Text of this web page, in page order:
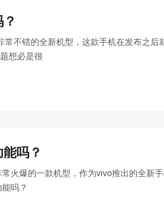
不错的全新机型，这款手机在发布之
想必是很
吗？
火爆的一款机型，作为vivo推出的全新
吗？